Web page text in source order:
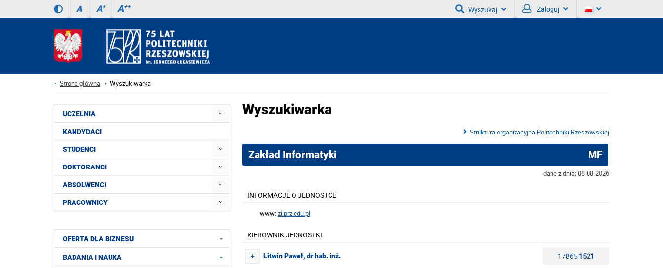
A A+ A++ Wyszukaj Zaloguj
Strona główna Wyszukiwarka
Wyszukiwarka
Struktura organizacyjna Politechniki Rzeszowskiej
Zakład Informatyki MF
dane z dnia: 08-08-2026
INFORMACJE O JEDNOSTCE
www:zi.prz.edu.pl
KIEROWNIK JEDNOSTKI
+ Litwin Paweł, dr hab. inż. 178651521
UCZELNIA
KANDYDACI
STUDENCI
DOKTORANCI
ABSOLWENCI
PRACOWNICY
OFERTA DLA BIZNESU
BADANIA I NAUKA